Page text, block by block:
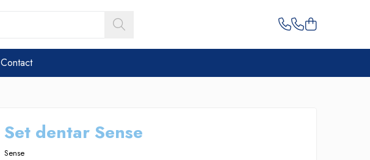
Contact
Set dentar Sense
Sense